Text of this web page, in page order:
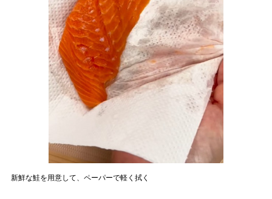
新鮮な鮭を用意して、ペーパーで軽く拭く